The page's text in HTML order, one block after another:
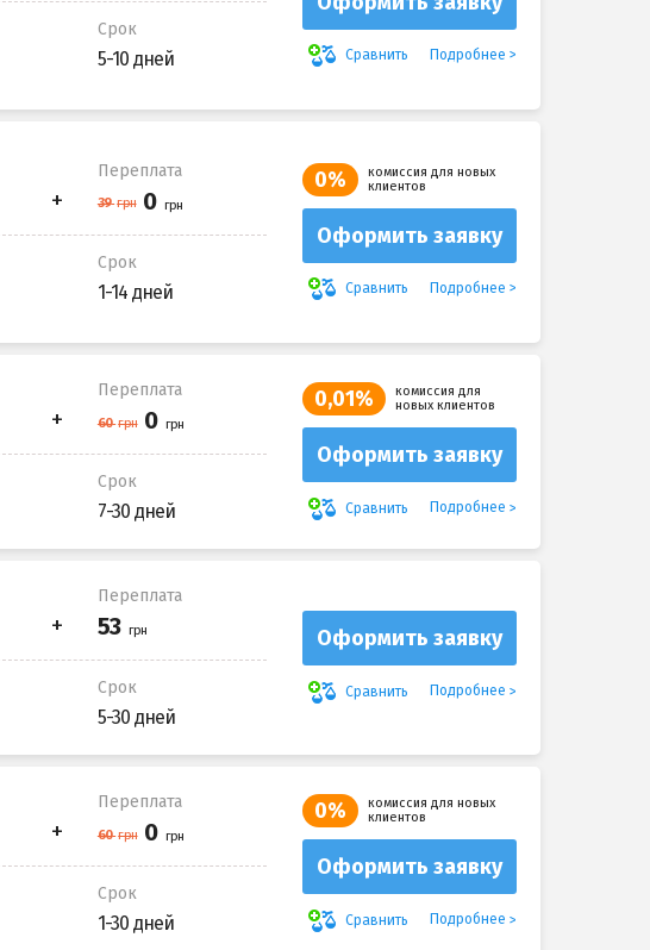
Срок
5-10 дней Сравнить Подробнее
Переплата
Срок
1-14 дней
0%
комиссия для новых
клиентов
Оформить заявку
Сравнить Подробнее
Переплата
Срок
7-30 дней
0,01%
комиссия для
новых клиентов
Оформить заявку
Сравнить Подробнее
Переплата
Срок
5-30 дней
Оформить заявку
Сравнить Подробнее
Переплата
Срок
1-30 дней
0%
комиссия для новых
клиентов
Оформить заявку
Сравнить Подробнее